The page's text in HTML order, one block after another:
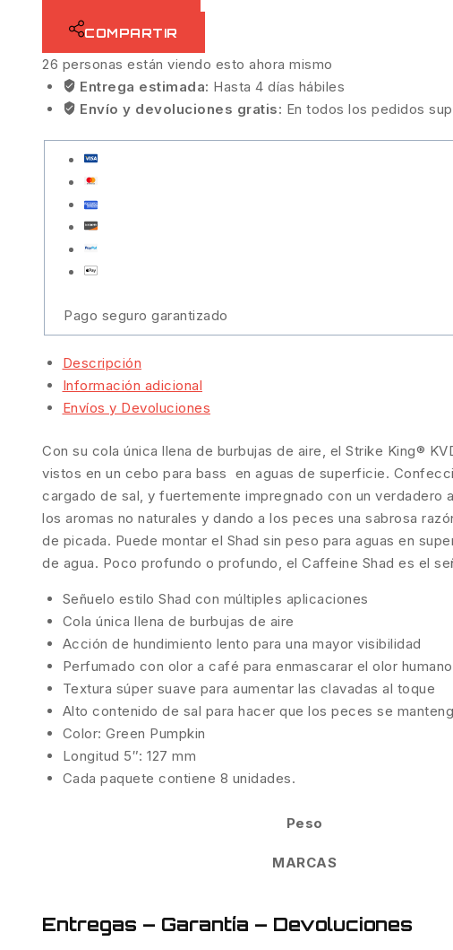
COMPARTIR
26 personas están viendo esto ahora mismo
Entrega estimada: Hasta 4 días hábiles
Envío y devoluciones gratis: En todos los pedidos
Pago seguro garantizado
Descripción
Información adicional
Envíos y Devoluciones
Con su cola única llena de burbujas de aire, el Strike King®
vistos en un cebo para bass en aguas de superficie.
cargado de sal, y fuertemente impregnado con un verdadero
los aromas no naturales y dando a los peces una sabrosa
de picada. Puede montar el Shad sin peso para aguas en
de agua. Poco profundo o profundo, el Caffeine Shad es el
Señuelo estilo Shad con múltiples aplicaciones
Cola única llena de burbujas de aire
Acción de hundimiento lento para una mayor visibilidad
Perfumado con olor a café para enmascarar el olor humano
Textura súper suave para aumentar las clavadas al toque
Alto contenido de sal para hacer que los peces se
Color: Green Pumpkin
Longitud 5″: 127 mm
Cada paquete contiene 8 unidades.
Peso
MARCAS
Entregas – Garantía – Devoluciones